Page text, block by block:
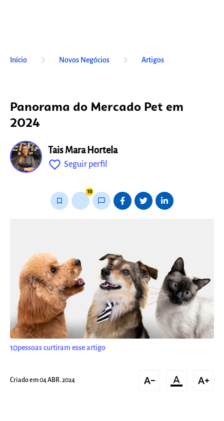
Início keyboard_arrow_right Novos Negócios keyboard_arrow_right Artigos
Panorama do Mercado Pet em
2024
Tais Mara Hortela
favorite_outline Seguir perfil
bookmark_border
10
chat_bubble_outline
10pessoas curtiram esse artigo
Criado em 04 ABR. 2024 text_decrease format_color_text text_increase